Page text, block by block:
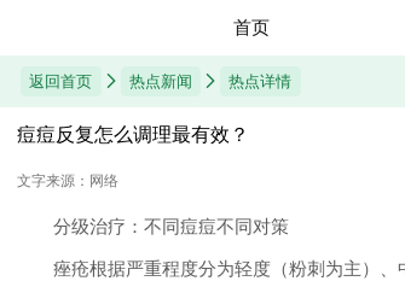
首页
返回首页 热点新闻 热点详情
痘痘反复怎么调理最有效？​​
文字来源：网络
分级治疗：不同痘痘不同对策
痤疮根据严重程度分为轻度（粉刺为主）、